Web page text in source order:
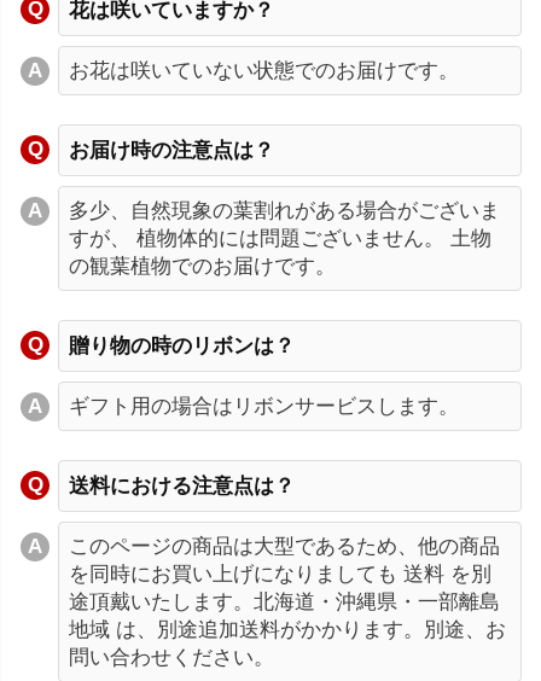
花は咲いていますか？
お花は咲いていない状態でのお届けです。
お届け時の注意点は？
多少、自然現象の葉割れがある場合がございま
すが、 植物体的には問題ございません。 土物
の観葉植物でのお届けです。
贈り物の時のリボンは？
ギフト用の場合はリボンサービスします。
送料における注意点は？
このページの商品は大型であるため、他の商品
を同時にお買い上げになりましても 送料 を別
途頂戴いたします。北海道・沖縄県・一部離島
地域 は、別途追加送料がかかります。別途、お
問い合わせください。